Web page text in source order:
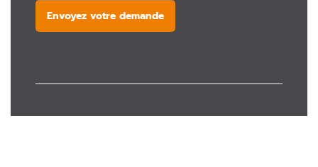
Envoyez votre demande